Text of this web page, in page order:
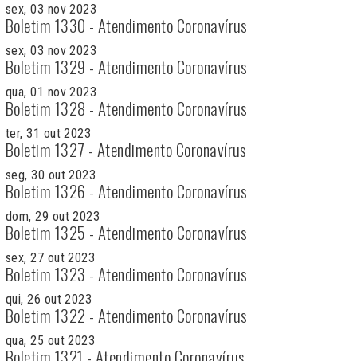
sex, 03 nov 2023
Boletim 1330 - Atendimento Coronavírus
sex, 03 nov 2023
Boletim 1329 - Atendimento Coronavírus
qua, 01 nov 2023
Boletim 1328 - Atendimento Coronavírus
ter, 31 out 2023
Boletim 1327 - Atendimento Coronavírus
seg, 30 out 2023
Boletim 1326 - Atendimento Coronavírus
dom, 29 out 2023
Boletim 1325 - Atendimento Coronavírus
sex, 27 out 2023
Boletim 1323 - Atendimento Coronavírus
qui, 26 out 2023
Boletim 1322 - Atendimento Coronavírus
qua, 25 out 2023